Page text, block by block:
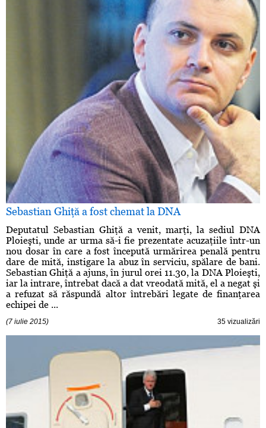
Sebastian Ghiţă a fost chemat la DNA
Deputatul Sebastian Ghiţă a venit, marţi, la sediul DNA
Ploieşti, unde ar urma să-i fie prezentate acuzaţiile într-un
nou dosar în care a fost începută urmărirea penală pentru
dare de mită, instigare la abuz în serviciu, spălare de bani.
Sebastian Ghiţă a ajuns, în jurul orei 11.30, la DNA Ploieşti,
iar la intrare, întrebat dacă a dat vreodată mită, el a negat şi
a refuzat să răspundă altor întrebări legate de finanţarea
echipei de ...
(7 iulie 2015) 35 vizualizări